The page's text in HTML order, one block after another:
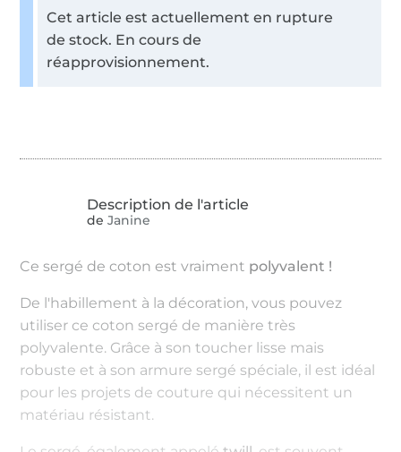
Cet article est actuellement en rupture
de stock. En cours de
réapprovisionnement.
de Janine
Ce sergé de coton est vraiment polyvalent !
De l'habillement à la décoration, vous pouvez
utiliser ce coton sergé de manière très
polyvalente. Grâce à son toucher lisse mais
robuste et à son armure sergé spéciale, il est idéal
pour les projets de couture qui nécessitent un
matériau résistant.